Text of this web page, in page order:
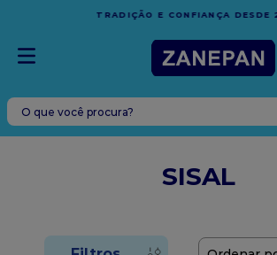
FRETE GRÁTIS
ESPÍRITO SANTO
O que você procura?
SISAL
TERMOS MAIS BUSCADOS
vela